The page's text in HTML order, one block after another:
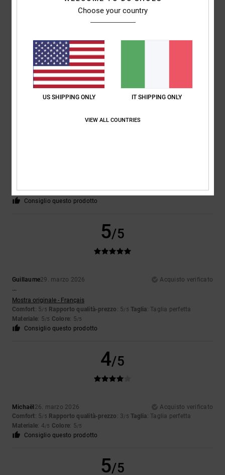
Sembrano davvero fantastici... vedremo quanto dureranno: sono
Mostra originale - English
: 5/5 Rapporto qualità-prezzo
Consiglio questo prodotto
Materiale: 4/5 Colore: 5/5
Consiglio questo prodotto
5/5
Guillaume29. marzo 2026
Acquisto verificato
...
Mostra originale - Français
Comfort: 5/5 Rapporto qualità-prezzo : 5/5 Taglia: Taglia perfetta
Materiale: 5/5 Colore: 5/5
Consiglio questo prodotto
4/5
Michaël 26. marzo 2026
Acquisto verificato
Comfort: 5/5 Rapporto qualità-prezzo : 3/5 Taglia: Taglia perfetta
Materiale: 4/5 Colore: 5/5
Consiglio questo prodotto
5/5
Choose your country
US SHIPPING ONLY IT SHIPPING ONLY
VIEW ALL COUNTRIES